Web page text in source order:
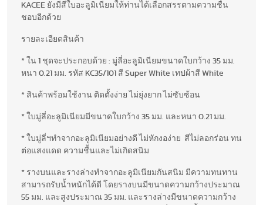
KACEE ยังมีสีใบอะลูมิเนียมให้ท่านได้เลือกสรรตามความชื่น
ชอบอีกด้วย
รายละเอียดสินค้า
* ใน 1 ชุดจะประกอบด้วย : มู่ลี่อะลูมิเนียมขนาดใบกว้าง 35 มม.
หนา 0.21 มม. รหัส KC35/101 สี Super White เทปผ้าสี White
* สินค้าพร้อมใช้งาน ติดตั้งง่าย ไม่ยุ่งยาก ไม่ซับซ้อน
* ใบมู่ลี่อะลูมิเนียมมีขนาดใบกว้าง 35 มม. และหนา 0.21 มม.
* ใบมู่ลี่ฯทำจากอะลูมิเนียมอย่างดี ไม่หักงอง่าย สีไม่ลอกร่อน ทน
ต่อแสงแดด ความชื้นและไม่เกิดสนิม
* รางบนและรางล่างทำจากอะลูมิเนียมกันสนิม มีความทนทาน
สามารถรับน้ำหนักได้ดี โดยรางบนมีขนาดความกว้างประมาณ
55 มม. และสูงประมาณ 35 มม. และรางล่างมีขนาดความกว้าง